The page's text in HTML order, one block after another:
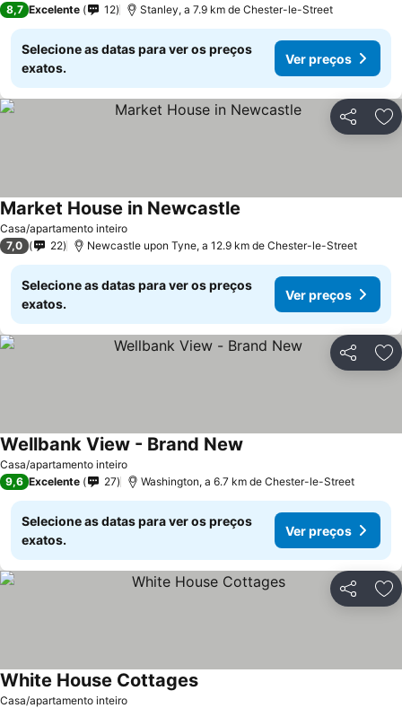
8,7 Excelente 12 Stanley, a 7.9 km de Chester-le-Street
Selecione as datas para ver os preços
exatos.
Ver preços
Partilhar
Casa/apartamento inteiro
Market House in Newcastle
7,0 22 Newcastle upon Tyne, a 12.9 km de Chester-le-Street
Selecione as datas para ver os preços
exatos.
Ver preços
Partilhar
Casa/apartamento inteiro
Wellbank View - Brand New
9,6 Excelente 27 Washington, a 6.7 km de Chester-le-Street
Selecione as datas para ver os preços
exatos.
Ver preços
Partilhar
Casa/apartamento inteiro
White House CottagesVer preços